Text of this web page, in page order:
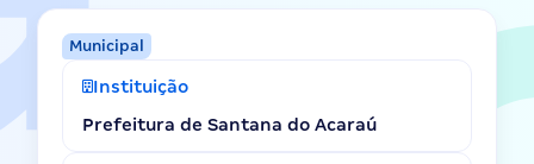
Municipal
Instituição
Prefeitura de Santana do Acaraú